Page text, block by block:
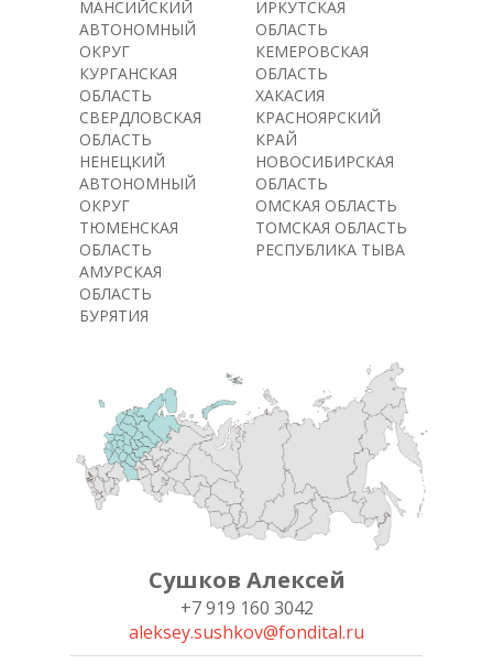
МАНСИЙСКИЙ
АВТОНОМНЫЙ
ОКРУГ
КУРГАНСКАЯ
ОБЛАСТЬ
СВЕРДЛОВСКАЯ
ОБЛАСТЬ
НЕНЕЦКИЙ
АВТОНОМНЫЙ
ОКРУГ
ТЮМЕНСКАЯ
ОБЛАСТЬ
АМУРСКАЯ
ОБЛАСТЬ
БУРЯТИЯ
ИРКУТСКАЯ
ОБЛАСТЬ
КЕМЕРОВСКАЯ
ОБЛАСТЬ
ХАКАСИЯ
КРАСНОЯРСКИЙ
КРАЙ
НОВОСИБИРСКАЯ
ОБЛАСТЬ
ОМСКАЯ ОБЛАСТЬ
ТОМСКАЯ ОБЛАСТЬ
РЕСПУБЛИКА ТЫВА
Сушков Алексей
+7 919 160 3042
aleksey.sushkov@fondital.ru